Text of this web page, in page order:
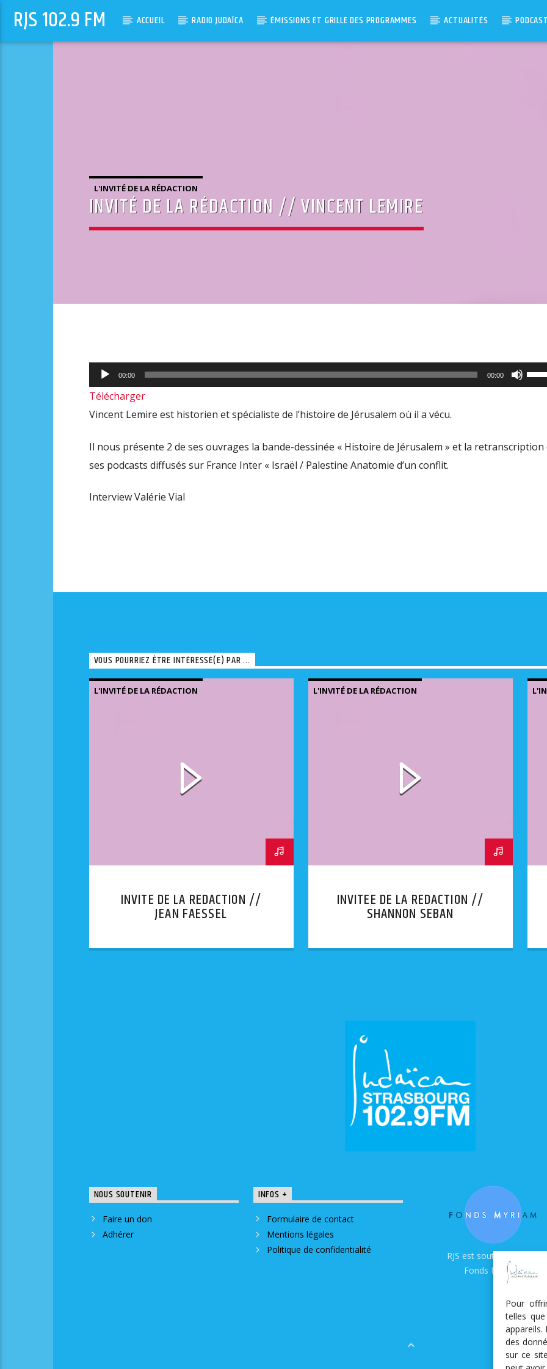
Pour
telles
des
sur ce
RJS 102.9 FM ACCUEIL RADIO JUDAÏCA ÉMISSIONS ET GRILLE DES PROGRAMMES ACTUALITÉS
L'INVITÉ DE LA RÉDACTION
INVITÉ DE LA RÉDACTION // VINCENT LEMIRE
Lecteur
audio
00:00 00:00
les
pour
Télécharger
Vincent Lemire est historien et spécialiste de l’histoire de Jérusalem où il a vécu.
Il nous présente 2 de ses ouvrages la bande-dessinée « Histoire de Jérusalem » et la retranscription
ses podcasts diffusés sur France Inter « Israël / Palestine Anatomie d’un conflit.
Interview Valérie Vial
VOUS POURRIEZ ÊTRE INTÉRESSÉ(E) PAR ...
L'INVITÉ DE LA RÉDACTION
INVITE DE LA REDACTION //
JEAN FAESSEL
L'INVITÉ DE LA RÉDACTION
INVITEE DE LA REDACTION //
SHANNON SEBAN
NOUS SOUTENIR
Faire un don
Adhérer
INFOS +
Formulaire de contact
Mentions légales
Politique de confidentialité
RJS est soutenue par le
Fonds Myriam